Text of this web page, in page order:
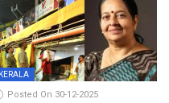
KERALA
Posted On 30-12-2025